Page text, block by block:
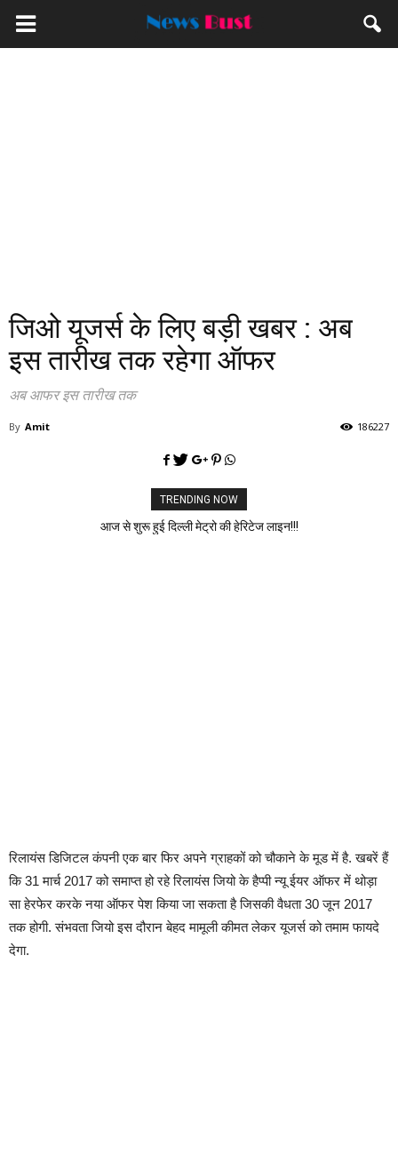
जिओ यूजर्स के लिए बड़ी खबर : अब
इस तारीख तक रहेगा ऑफर
अब आफर इस तारीख तक
By Amit 186227
TRENDING NOW
आज से शुरू हुई दिल्ली मेट्रो की हेरिटेज लाइन!!!
रिलायंस डिजिटल कंपनी एक बार फिर अपने ग्राहकों को चौकाने के मूड में है. खबरें हैं
कि 31 मार्च 2017 को समाप्त हो रहे रिलायंस जियो के हैप्पी न्यू ईयर ऑफर में थोड़ा
सा हेरफेर करके नया ऑफर पेश किया जा सकता है जिसकी वैधता 30 जून 2017
तक होगी. संभवता जियो इस दौरान बेहद मामूली कीमत लेकर यूजर्स को तमाम फायदे
देगा.